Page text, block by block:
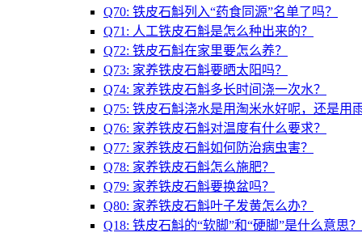
Q70: 铁皮石斛列入“药食同源”名单了吗？
Q71: 人工铁皮石斛是怎么种出来的？
Q72: 铁皮石斛在家里要怎么养？
Q73: 家养铁皮石斛要晒太阳吗？
Q74: 家养铁皮石斛多长时间浇一次水？
Q75: 铁皮石斛浇水是用淘米水好呢，还是用
Q76: 家养铁皮石斛对温度有什么要求？
Q77: 家养铁皮石斛如何防治病虫害？
Q78: 家养铁皮石斛怎么施肥？
Q79: 家养铁皮石斛要换盆吗？
Q80: 家养铁皮石斛叶子发黄怎么办？
Q18: 铁皮石斛的“软脚”和“硬脚”是什么意思